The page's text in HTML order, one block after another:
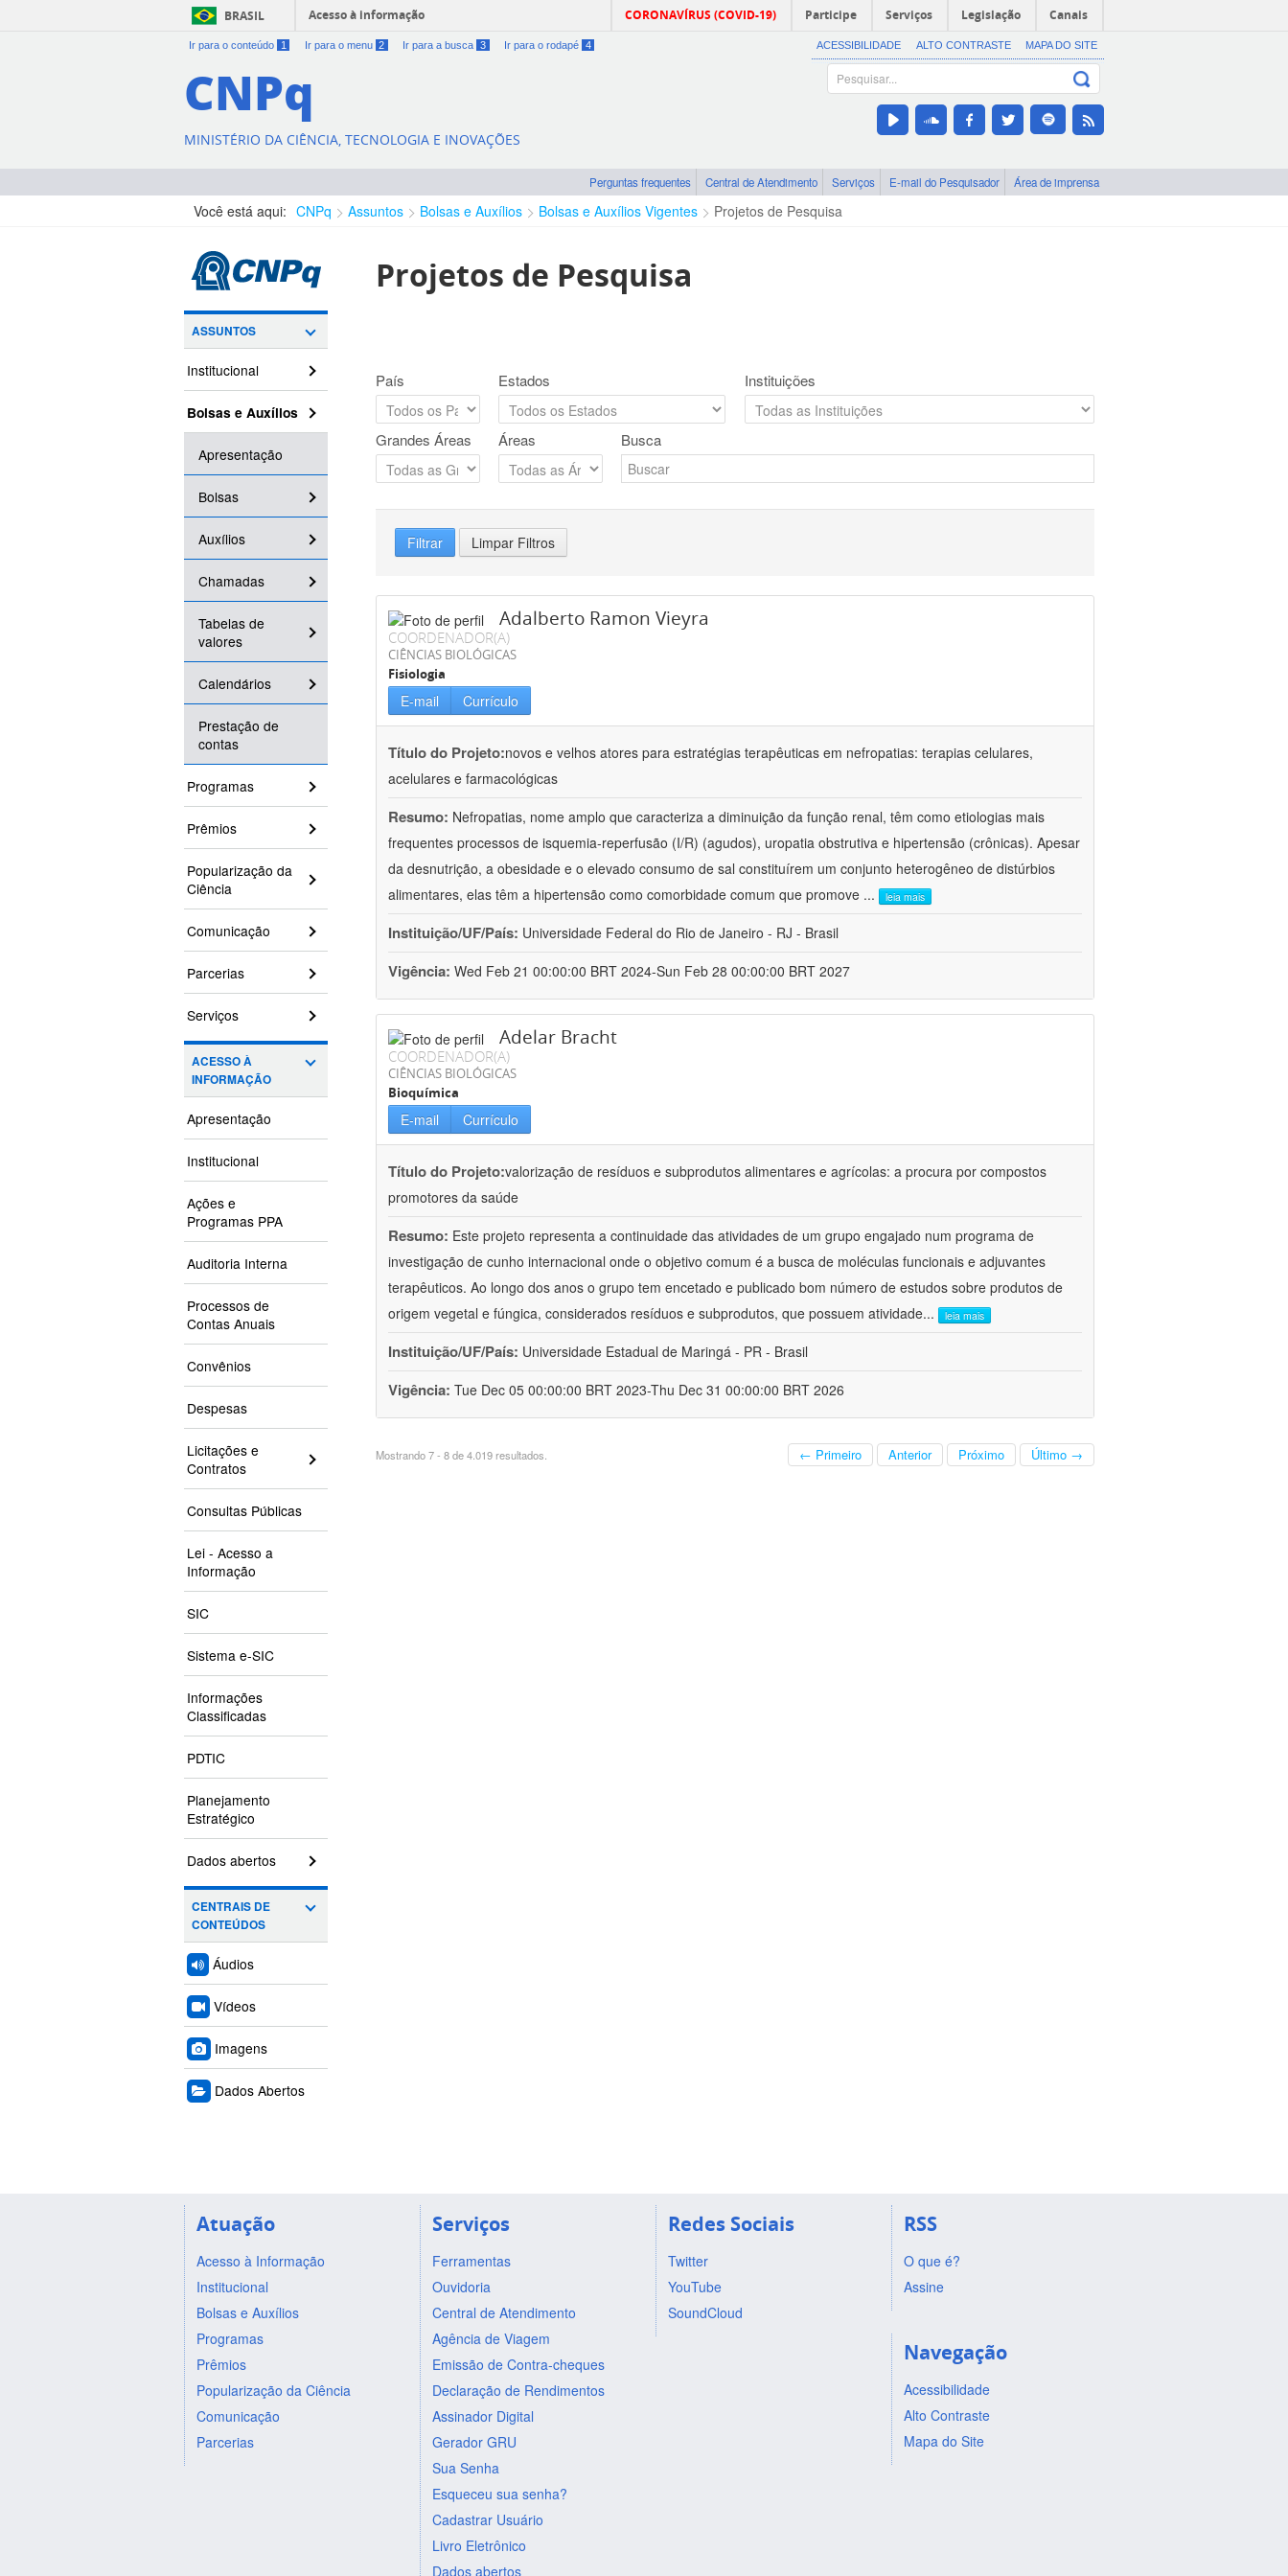
BRASIL Acesso à informação CORONAVÍRUS (COVID-19) Participe Serviços Legislação Canais
Ir para o conteúdo 1 Ir para o menu 2 Ir para a busca 3 Ir para o rodapé 4 ACESSIBILIDADE ALTO CONTRASTE MAPA DO SITE
CNPq
MINISTÉRIO DA CIÊNCIA, TECNOLOGIA E INOVAÇÕES
Perguntas frequentes Central de Atendimento Serviços E-mail do Pesquisador Área de imprensa
Você está aqui: CNPq Assuntos Bolsas e Auxílios Bolsas e Auxílios Vigentes Projetos de Pesquisa
ASSUNTOS
Institucional
Bolsas e Auxílios
Apresentação
Bolsas
Auxílios
Chamadas
Tabelas de
valores
Calendários
Prestação de
contas
Programas
Prêmios
Popularização da
Ciência
Comunicação
Parcerias
Serviços
ACESSO À
INFORMAÇÃO
Apresentação
Institucional
Ações e
Programas PPA
Auditoria Interna
Processos de
Contas Anuais
Convênios
Despesas
Licitações e
Contratos
Consultas Públicas
Lei - Acesso a
Informação
SIC
Sistema e-SIC
Informações
Classificadas
PDTIC
Planejamento
Estratégico
Dados abertos
CENTRAIS DE
CONTEÚDOS
Áudios
Vídeos
Imagens
Dados Abertos
Projetos de Pesquisa
País Estados Instituições
Grandes Áreas Áreas Busca
Filtrar Limpar Filtros
Adalberto Ramon Vieyra
COORDENADOR(A)
CIÊNCIAS BIOLÓGICAS
Fisiologia
E-mail Currículo
Título do Projeto:novos e velhos atores para estratégias terapêuticas em nefropatias: terapias celulares,
acelulares e farmacológicas
Resumo: Nefropatias, nome amplo que caracteriza a diminuição da função renal, têm como etiologias mais
frequentes processos de isquemia-reperfusão (I/R) (agudos), uropatia obstrutiva e hipertensão (crônicas). Apesar
da desnutrição, a obesidade e o elevado consumo de sal constituírem um conjunto heterogêneo de distúrbios
alimentares, elas têm a hipertensão como comorbidade comum que promove ... leia mais
Instituição/UF/País: Universidade Federal do Rio de Janeiro - RJ - Brasil
Vigência: Wed Feb 21 00:00:00 BRT 2024-Sun Feb 28 00:00:00 BRT 2027
Adelar Bracht
COORDENADOR(A)
CIÊNCIAS BIOLÓGICAS
Bioquímica
E-mail Currículo
Título do Projeto:valorização de resíduos e subprodutos alimentares e agrícolas: a procura por compostos
promotores da saúde
Resumo: Este projeto representa a continuidade das atividades de um grupo engajado num programa de
investigação de cunho internacional onde o objetivo comum é a busca de moléculas funcionais e adjuvantes
terapêuticos. Ao longo dos anos o grupo tem encetado e publicado bom número de estudos sobre produtos de
origem vegetal e fúngica, considerados resíduos e subprodutos, que possuem atividade... leia mais
Instituição/UF/País: Universidade Estadual de Maringá - PR - Brasil
Vigência: Tue Dec 05 00:00:00 BRT 2023-Thu Dec 31 00:00:00 BRT 2026
Mostrando 7 - 8 de 4.019 resultados. ← Primeiro Anterior Próximo Último →
Atuação
Acesso à Informação
Institucional
Bolsas e Auxílios
Programas
Prêmios
Popularização da Ciência
Comunicação
Parcerias
Serviços
Ferramentas
Ouvidoria
Central de Atendimento
Agência de Viagem
Emissão de Contra-cheques
Declaração de Rendimentos
Assinador Digital
Gerador GRU
Sua Senha
Esqueceu sua senha?
Cadastrar Usuário
Livro Eletrônico
Dados abertos
Redes Sociais
Twitter
YouTube
SoundCloud
RSS
O que é?
Assine
Navegação
Acessibilidade
Alto Contraste
Mapa do Site